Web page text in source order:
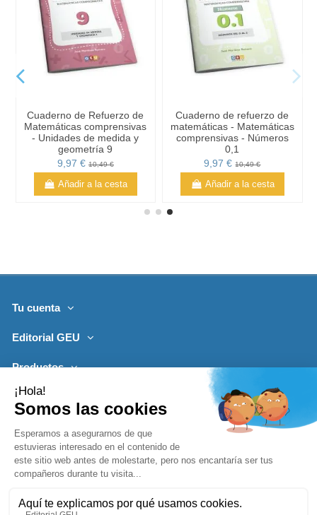
Cuaderno de Refuerzo de
Matemáticas comprensivas
- Unidades de medida y
geometría 9
9,97 € 10,49 €
Añadir a la cesta
Cuaderno de refuerzo de
matemáticas - Matemáticas
comprensivas - Números
0,1
9,97 €10,49 €
Añadir a la cesta
Tu cuenta
Editorial GEU
Productos
Lo más leído
Síguenos